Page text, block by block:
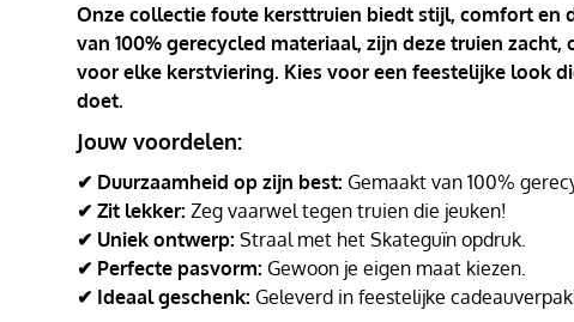
Onze collectie foute kersttruien biedt stijl, comfort en
van 100% gerecycled materiaal, zijn deze truien
voor elke kerstviering. Kies voor een feestelijke look
doet.
Jouw voordelen:
✔ Duurzaamheid op zijn best: Gemaakt van 100%
✔ Zit lekker: Zeg vaarwel tegen truien die jeuken!
✔ Uniek ontwerp: Straal met het Skateguïn opdruk.
✔ Perfecte pasvorm: Gewoon je eigen maat kiezen.
✔ Ideaal geschenk: Geleverd in feestelijke